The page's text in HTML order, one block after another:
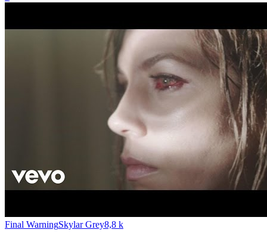
Final WarningSkylar Grey8,8 k